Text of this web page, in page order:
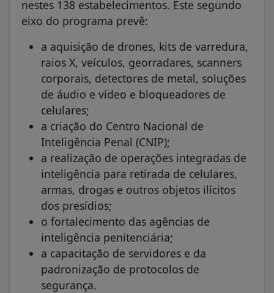
nestes 138 estabelecimentos. Este segundo
eixo do programa prevê:
a aquisição de drones, kits de varredura,
raios X, veículos, georradares, scanners
corporais, detectores de metal, soluções
de áudio e vídeo e bloqueadores de
celulares;
a criação do Centro Nacional de
Inteligência Penal (CNIP);
a realização de operações integradas de
inteligência para retirada de celulares,
armas, drogas e outros objetos ilícitos
dos presídios;
o fortalecimento das agências de
inteligência penitenciária;
a capacitação de servidores e da
padronização de protocolos de
segurança.